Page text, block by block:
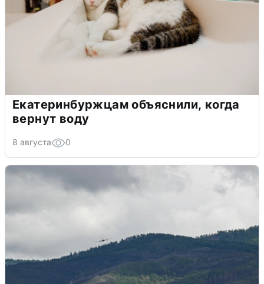
Екатеринбуржцам объяснили, когда
вернут воду
8 августа 0